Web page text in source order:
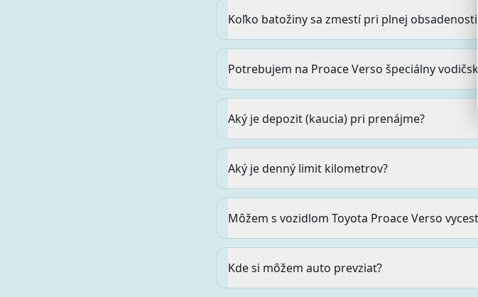
Koľko batožiny sa zmestí pri plnej obsadenosti?
Potrebujem na Proace Verso špeciálny
Aký je depozit (kaucia) pri prenájme?
Aký je denný limit kilometrov?
Môžem s vozidlom Toyota Proace Verso
Kde si môžem auto prevziať?